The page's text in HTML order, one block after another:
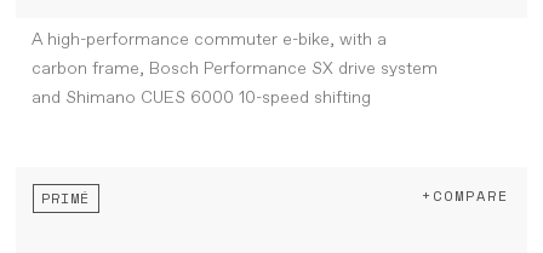
A high-performance commuter e-bike, with a
carbon frame, Bosch Performance SX drive system
and Shimano CUES 6000 10-speed shifting
PRIMÉ +COMPARE